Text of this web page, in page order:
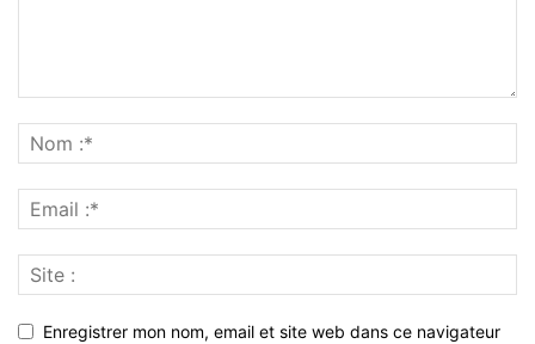
Enregistrer mon nom, email et site web dans ce navigateur